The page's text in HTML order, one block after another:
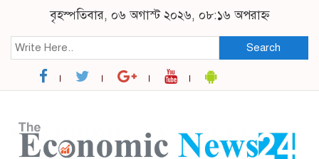
বৃহস্পতিবার, ০৬ অগাস্ট ২০২৬, ০৮:১৬ অপরাহ্ন
Search